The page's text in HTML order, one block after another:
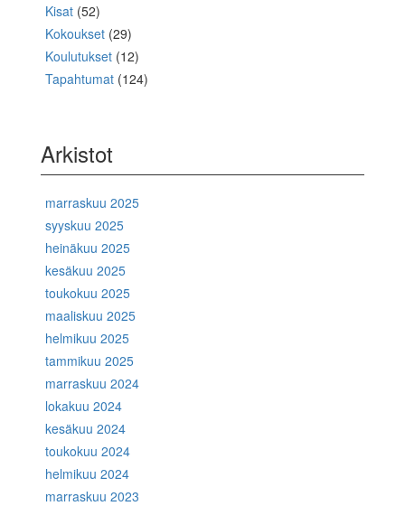
Kisat (52)
Kokoukset (29)
Koulutukset (12)
Tapahtumat (124)
Arkistot
marraskuu 2025
syyskuu 2025
heinäkuu 2025
kesäkuu 2025
toukokuu 2025
maaliskuu 2025
helmikuu 2025
tammikuu 2025
marraskuu 2024
lokakuu 2024
kesäkuu 2024
toukokuu 2024
helmikuu 2024
marraskuu 2023